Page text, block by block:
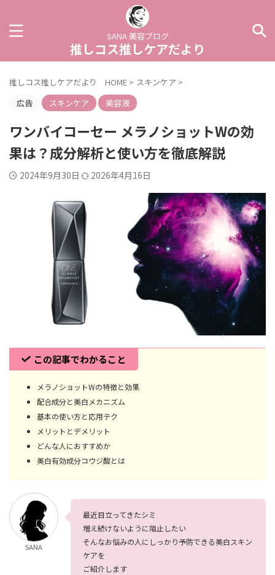
SANA 美容ブログ
推しコス推しケアだより
推しコス推しケアだより HOME > スキンケア >
広告
スキンケア 美容液
ワンバイコーセー メラノショットWの効
果は？成分解析と使い方を徹底解説
2024年9月30日 2026年4月16日
この記事でわかること
メラノショットWの特徴と効果
配合成分と美白メカニズム
基本の使い方と応用テク
メリットとデメリット
どんな人におすすめか
美白有効成分コウジ酸とは
SANA
最近目立ってきたシミ
増え続けないように阻止したい
そんなお悩みの人にしっかり予防できる美白スキン
ケアを
ご紹介します